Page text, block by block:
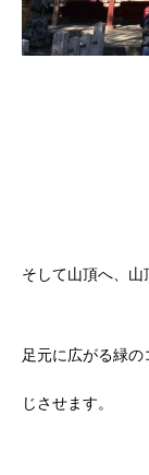
そして山頂へ、山
足元に広がる緑
じさせます。